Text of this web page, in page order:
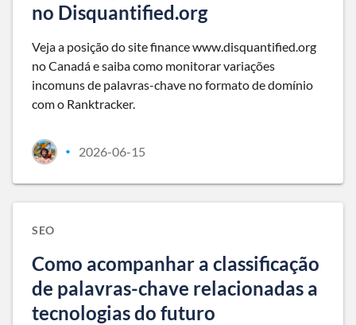
no Disquantified.org
Veja a posição do site finance www.disquantified.org
no Canadá e saiba como monitorar variações
incomuns de palavras-chave no formato de domínio
com o Ranktracker.
• 2026-06-15
SEO
Como acompanhar a classificação
de palavras-chave relacionadas a
tecnologias do futuro